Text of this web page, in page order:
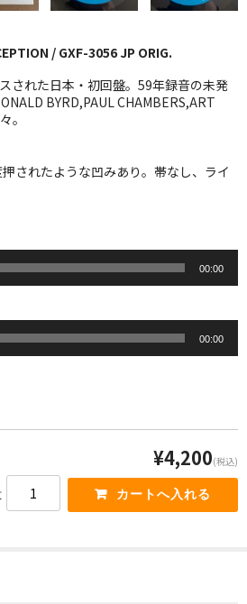
/ GXF-3056 JP ORIG.
された日本・初回盤。59年録音の未発
BYRD,PAUL CHAMBERS,ART
。
されたような凹みあり。帯なし、ライ
00:00
00:00
¥4,200(税込)